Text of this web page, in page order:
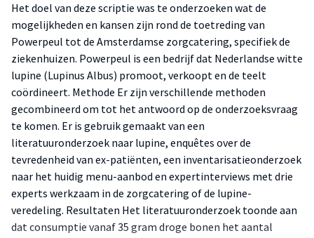
Het doel van deze scriptie was te onderzoeken wat de
mogelijkheden en kansen zijn rond de toetreding van
Powerpeul tot de Amsterdamse zorgcatering, specifiek de
ziekenhuizen. Powerpeul is een bedrijf dat Nederlandse witte
lupine (Lupinus Albus) promoot, verkoopt en de teelt
coördineert. Methode Er zijn verschillende methoden
gecombineerd om tot het antwoord op de onderzoeksvraag
te komen. Er is gebruik gemaakt van een
literatuuronderzoek naar lupine, enquêtes over de
tevredenheid van ex-patiënten, een inventarisatieonderzoek
naar het huidig menu-aanbod en expertinterviews met drie
experts werkzaam in de zorgcatering of de lupine-
veredeling. Resultaten Het literatuuronderzoek toonde aan
dat consumptie vanaf 35 gram droge bonen het aantal